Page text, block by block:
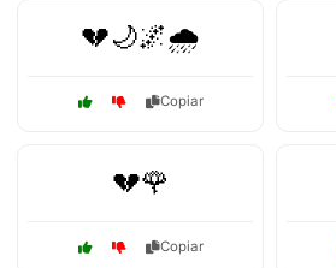
💔🌙🌌🌧️
Copiar
💔🌹
Copiar